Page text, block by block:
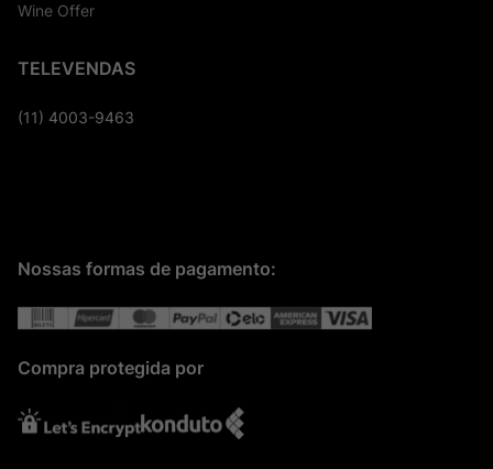
Wine Offer
TELEVENDAS
(11) 4003-9463
Nossas formas de pagamento:
Compra protegida por